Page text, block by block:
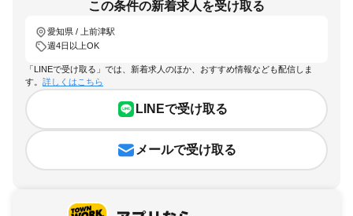
この条件の新着求人を受け取る
愛知県 / 上前津駅
週4日以上OK
「LINEで受け取る」では、新着求人のほか、おすすめ情報なども配信しま
す。 詳しくはこちら
LINEで受け取る
メールで受け取る